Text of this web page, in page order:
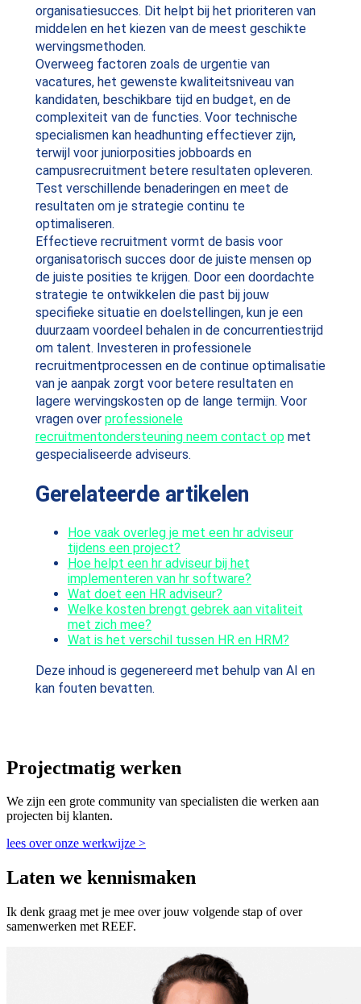
organisatiesucces. Dit helpt bij het prioriteren van
middelen en het kiezen van de meest geschikte
wervingsmethoden.
Overweeg factoren zoals de urgentie van
vacatures, het gewenste kwaliteitsniveau van
kandidaten, beschikbare tijd en budget, en de
complexiteit van de functies. Voor technische
specialismen kan headhunting effectiever zijn,
terwijl voor juniorposities jobboards en
campusrecruitment betere resultaten opleveren.
Test verschillende benaderingen en meet de
resultaten om je strategie continu te
optimaliseren.
Effectieve recruitment vormt de basis voor
organisatorisch succes door de juiste mensen op
de juiste posities te krijgen. Door een doordachte
strategie te ontwikkelen die past bij jouw
specifieke situatie en doelstellingen, kun je een
duurzaam voordeel behalen in de concurrentiestrijd
om talent. Investeren in professionele
recruitmentprocessen en de continue optimalisatie
van je aanpak zorgt voor betere resultaten en
lagere wervingskosten op de lange termijn. Voor
vragen over professionele
recruitmentondersteuning neem contact opmet
gespecialiseerde adviseurs.
Gerelateerde artikelen
Hoe vaak overleg je met een hr adviseur
tijdens een project?
Hoe helpt een hr adviseur bij het
implementeren van hr software?
Wat doet een HR adviseur?
Welke kosten brengt gebrek aan vitaliteit
met zich mee?
Wat is het verschil tussen HR en HRM?
Deze inhoud is gegenereerd met behulp van AI en
kan fouten bevatten.
Projectmatig werken
We zijn een grote community van specialisten die werken aan
projecten bij klanten.
lees over onze werkwijze >
Laten we kennismaken
Ik denk graag met je mee over jouw volgende stap of over
samenwerken met REEF.